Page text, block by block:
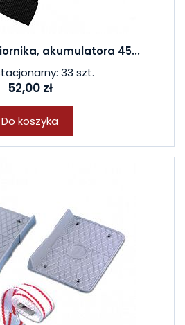
akumulatora 45...
33 szt.
52,00 zł
Do koszyka